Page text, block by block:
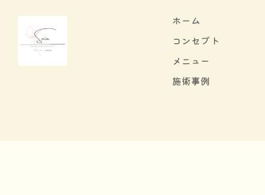
ホーム
コンセプト
メニュー
施術事例